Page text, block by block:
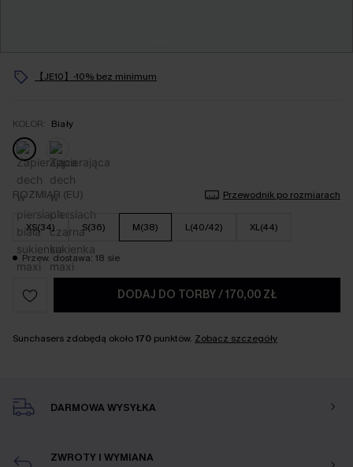
【JE10】-10% bez minimum
KOLOR: Biały
ROZMIAR (EU) Przewodnik po rozmiarach
XS(34) S(36) M(38) L(40/42) XL(44)
Przew. dostawa: 18 sie
DODAJ DO TORBY/170,00 ZŁ
Sunchasers zdobędą około170 punktów. Zobacz szczegóły
DARMOWA WYSYŁKA
ZWROTY I WYMIANA